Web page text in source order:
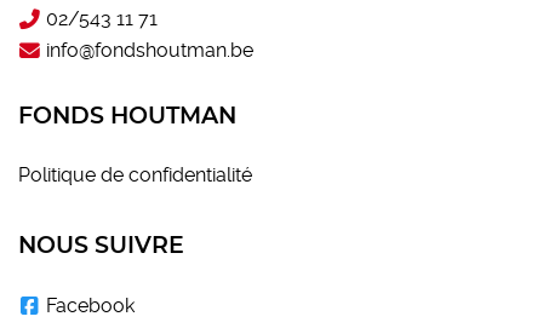
02/543 11 71
info@fondshoutman.be
FONDS HOUTMAN
Politique de confidentialité
NOUS SUIVRE
Facebook